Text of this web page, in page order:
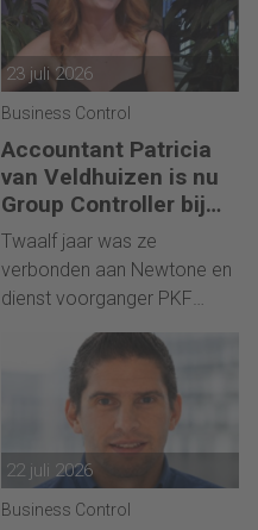
23 juli 2026
Business Control
Accountant Patricia
van Veldhuizen is nu
Group Controller bij
KWS Infra
Twaalf jaar was ze
verbonden aan Newtone en
dienst voorganger PKF
22 juli 2026
Business Control